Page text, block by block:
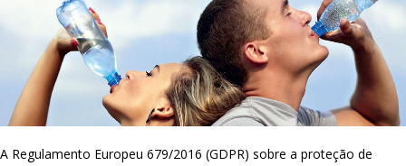
A Regulamento Europeu 679/2016 (GDPR) sobre a proteção de